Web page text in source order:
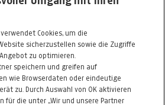
Cookies, um die
sicherzustellen sowie die Zugriffe
zu optimieren.
speichern und greifen auf
wie Browserdaten oder eindeutige
zu. Durch Auswahl von OK aktivieren
für die unter „Wir und unsere Partner